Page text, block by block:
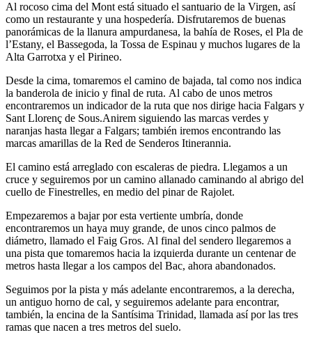
Al rocoso cima del Mont está situado el santuario de la Virgen, así
como un restaurante y una hospedería. Disfrutaremos de buenas
panorámicas de la llanura ampurdanesa, la bahía de Roses, el Pla de
l’Estany, el Bassegoda, la Tossa de Espinau y muchos lugares de la
Alta Garrotxa y el Pirineo.
Desde la cima, tomaremos el camino de bajada, tal como nos indica
la banderola de inicio y final de ruta. Al cabo de unos metros
encontraremos un indicador de la ruta que nos dirige hacia Falgars y
Sant Llorenç de Sous.Anirem siguiendo las marcas verdes y
naranjas hasta llegar a Falgars; también iremos encontrando las
marcas amarillas de la Red de Senderos Itinerannia.
El camino está arreglado con escaleras de piedra. Llegamos a un
cruce y seguiremos por un camino allanado caminando al abrigo del
cuello de Finestrelles, en medio del pinar de Rajolet.
Empezaremos a bajar por esta vertiente umbría, donde
encontraremos un haya muy grande, de unos cinco palmos de
diámetro, llamado el Faig Gros. Al final del sendero llegaremos a
una pista que tomaremos hacia la izquierda durante un centenar de
metros hasta llegar a los campos del Bac, ahora abandonados.
Seguimos por la pista y más adelante encontraremos, a la derecha,
un antiguo horno de cal, y seguiremos adelante para encontrar,
también, la encina de la Santísima Trinidad, llamada así por las tres
ramas que nacen a tres metros del suelo.